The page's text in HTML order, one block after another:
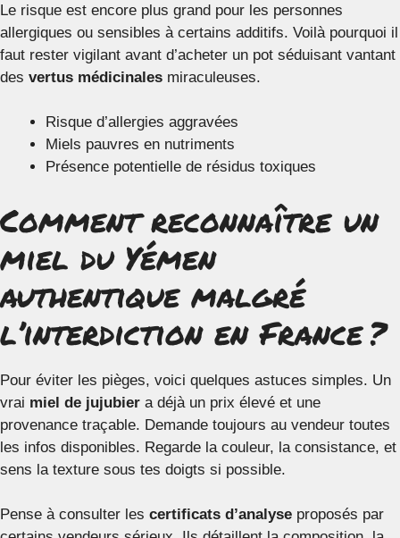
Le risque est encore plus grand pour les personnes
allergiques ou sensibles à certains additifs. Voilà pourquoi il
faut rester vigilant avant d’acheter un pot séduisant vantant
des vertus médicinales miraculeuses.
Risque d’allergies aggravées
Miels pauvres en nutriments
Présence potentielle de résidus toxiques
Comment reconnaître un
miel du Yémen
authentique malgré
l’interdiction en France ?
Pour éviter les pièges, voici quelques astuces simples. Un
vrai miel de jujubier a déjà un prix élevé et une
provenance traçable. Demande toujours au vendeur toutes
les infos disponibles. Regarde la couleur, la consistance, et
sens la texture sous tes doigts si possible.
Pense à consulter les certificats d’analyse proposés par